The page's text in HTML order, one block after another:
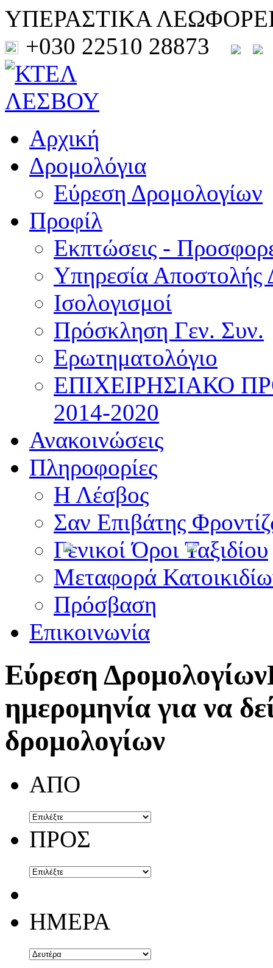
ΥΠΕΡΑΣΤΙΚΑ
+030 22510 28873
Αρχική
Δρομολόγια
Εύρεση Δρομολογίων
Προφίλ
Εκπτώσεις -
Υπηρεσία Αποστολής
Ισολογισμοί
Πρόσκληση Γεν. Συν.
Ερωτηματολόγιο
ΕΠΙΧΕΙΡΗΣΙΑΚΟ
2014-2020
Ανακοινώσεις
Πληροφορίες
Η Λέσβος
Σαν Επιβάτης
Γενικοί Όροι Ταξιδίου
Μεταφορά
Πρόσβαση
Επικοινωνία
Εύρεση Δρομολογίων
ημερομηνία για να
δρομολογίων
ΑΠΟ
ΠΡΟΣ
ΗΜΕΡΑ